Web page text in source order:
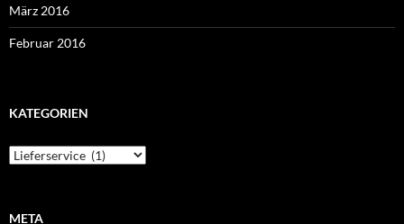
März 2016
Februar 2016
KATEGORIEN
Kategorien
META